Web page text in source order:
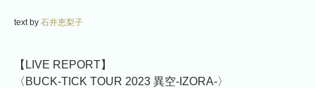
text by 石井恵梨子
【LIVE REPORT】
〈BUCK-TICK TOUR 2023 異空-IZORA-〉